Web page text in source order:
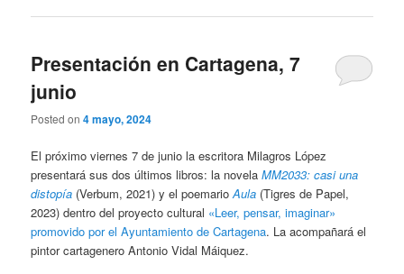
Presentación en Cartagena, 7
junio
Posted on4 mayo, 2024
El próximo viernes 7 de junio la escritora Milagros López
presentará sus dos últimos libros: la novelaMM2033: casi una
distopía (Verbum, 2021) y el poemarioAula (Tigres de Papel,
2023) dentro del proyecto cultural «Leer, pensar, imaginar»
promovido por el Ayuntamiento de Cartagena. La acompañará el
pintor cartagenero Antonio Vidal Máiquez.